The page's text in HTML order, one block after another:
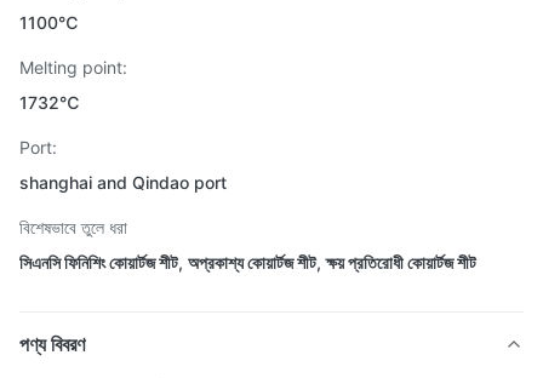
1100℃
Melting point:
1732℃
Port:
shanghai and Qindao port
বিশেষভাবে তুলে ধরা
সিএনসি ফিনিশিং কোয়ার্টজ শীট, অপ্রকাশ্য কোয়ার্টজ শীট,ক্ষয় প্রতিরোধী কোয়ার্টজ শীট
পণ্য বিবরণ